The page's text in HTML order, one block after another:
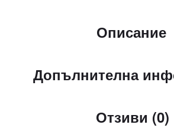
Описание
Допълнителна
Отзиви (0)